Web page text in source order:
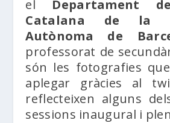
el Departament
Catalana de la
Autònoma de
professorat de
són les fotografies
aplegar gràcies al
reflecteixen alguns
sessions inaugural i